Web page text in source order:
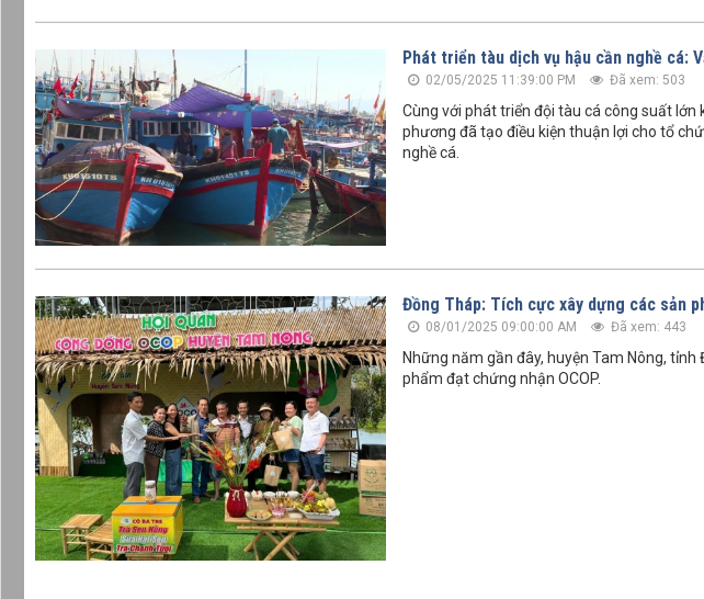
Phát triển tàu dịch vụ hậu cần nghề cá:
02/05/2025 11:39:00 PM Đã xem: 503
Cùng với phát triển đội tàu cá công suất lớn
phương đã tạo điều kiện thuận lợi cho tổ
nghề cá.
Đồng Tháp: Tích cực xây dựng các sản
08/01/2025 09:00:00 AM Đã xem: 443
Những năm gần đây, huyện Tam Nông,
phẩm đạt chứng nhận OCOP.